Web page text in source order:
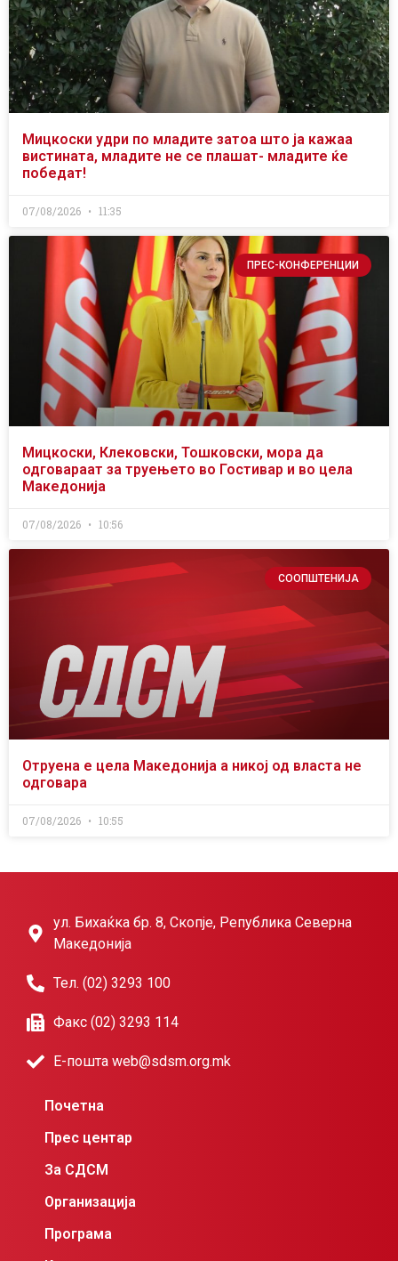
Мицкоски удри по младите затоа што ја кажаа
вистината, младите не се плашат- младите ќе
победат!
07/08/2026 11:35
ПРЕС-КОНФЕРЕНЦИИ
Мицкоски, Клековски, Тошковски, мора да
одговараат за труењето во Гостивар и во цела
Македонија
07/08/2026 10:56
СООПШТЕНИЈА
Отруена е цела Македонија а никој од власта не
одговара
07/08/2026 10:55
ул. Бихаќка бр. 8, Скопје, Република Северна
Македонија
Тел. (02) 3293 100
Факс (02) 3293 114
Е-пошта web@sdsm.org.mk
Почетна
Прес центар
За СДСМ
Организација
Програма